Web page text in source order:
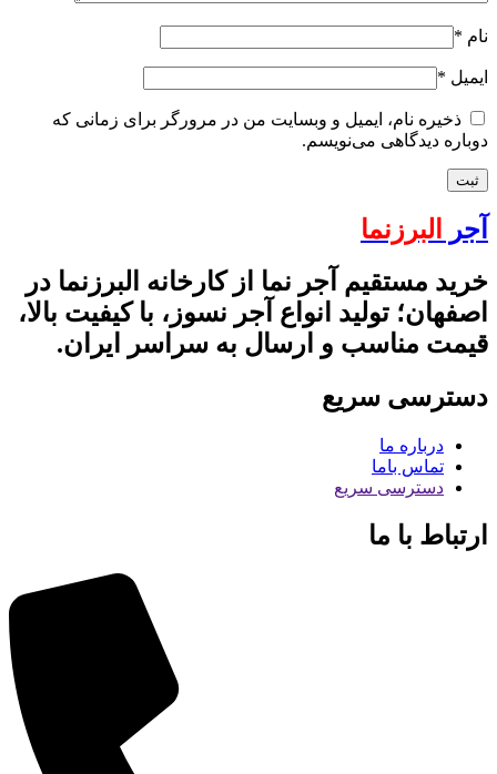
نام *
ایمیل *
ذخیره نام، ایمیل و وبسایت من در مرورگر برای زمانی که
دوباره دیدگاهی می‌نویسم.
آجر
البرزنما
خرید مستقیم آجر نما از کارخانه البرزنما در
اصفهان؛ تولید انواع آجر نسوز، با کیفیت بالا،
قیمت مناسب و ارسال به سراسر ایران.
دسترسی سریع
درباره ما
تماس باما
دسترسی سریع
ارتباط با ما